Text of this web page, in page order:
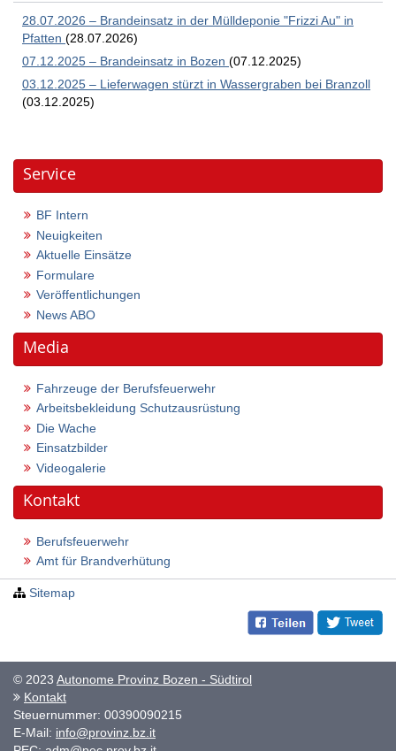
28.07.2026 – Brandeinsatz in der Mülldeponie "Frizzi Au" in
Pfatten (28.07.2026)
07.12.2025 – Brandeinsatz in Bozen (07.12.2025)
03.12.2025 – Lieferwagen stürzt in Wassergraben bei Branzoll
(03.12.2025)
Service
BF Intern
Neuigkeiten
Aktuelle Einsätze
Formulare
Veröffentlichungen
News ABO
Media
Fahrzeuge der Berufsfeuerwehr
Arbeitsbekleidung Schutzausrüstung
Die Wache
Einsatzbilder
Videogalerie
Kontakt
Berufsfeuerwehr
Amt für Brandverhütung
Sitemap
© 2023 Autonome Provinz Bozen - Südtirol
Kontakt
Steuernummer: 00390090215
E-Mail: info@provinz.bz.it